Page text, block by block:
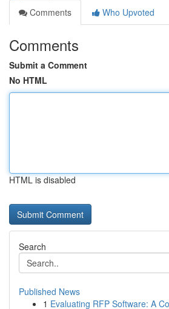
Comments
Who Upvoted
Comments
Submit a Comment
No HTML
HTML is disabled
Search
Published News
1 Evaluating RFP Software: A